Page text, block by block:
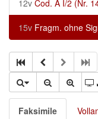
12v Cod. A I/2 (Nr.
15v Fragm. ohne
Faksimile